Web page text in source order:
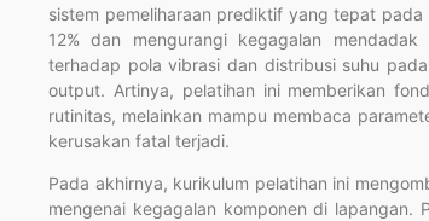
sistem pemeliharaan prediktif yang tepat
12% dan mengurangi kegagalan
terhadap pola vibrasi dan distribusi suhu
output. Artinya, pelatihan ini memberikan
rutinitas, melainkan mampu membaca
kerusakan fatal terjadi.
Pada akhirnya, kurikulum pelatihan ini
mengenai kegagalan komponen di lapangan.